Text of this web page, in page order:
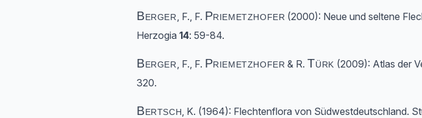
Berger, F., F. Priemetzhofer (2000): Neue und seltene
Herzogia 14: 59-84.
Berger, F., F. Priemetzhofer & R.Türk (2009): Atlas der
320.
Bertsch, K. (1964): Flechtenflora von Südwestdeutschland.